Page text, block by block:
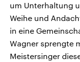
um Unterhaltung
Weihe und
in eine
Wagner sprengte
Meistersinger